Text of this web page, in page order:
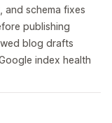
and schema fixes
publishing
blog drafts
index health